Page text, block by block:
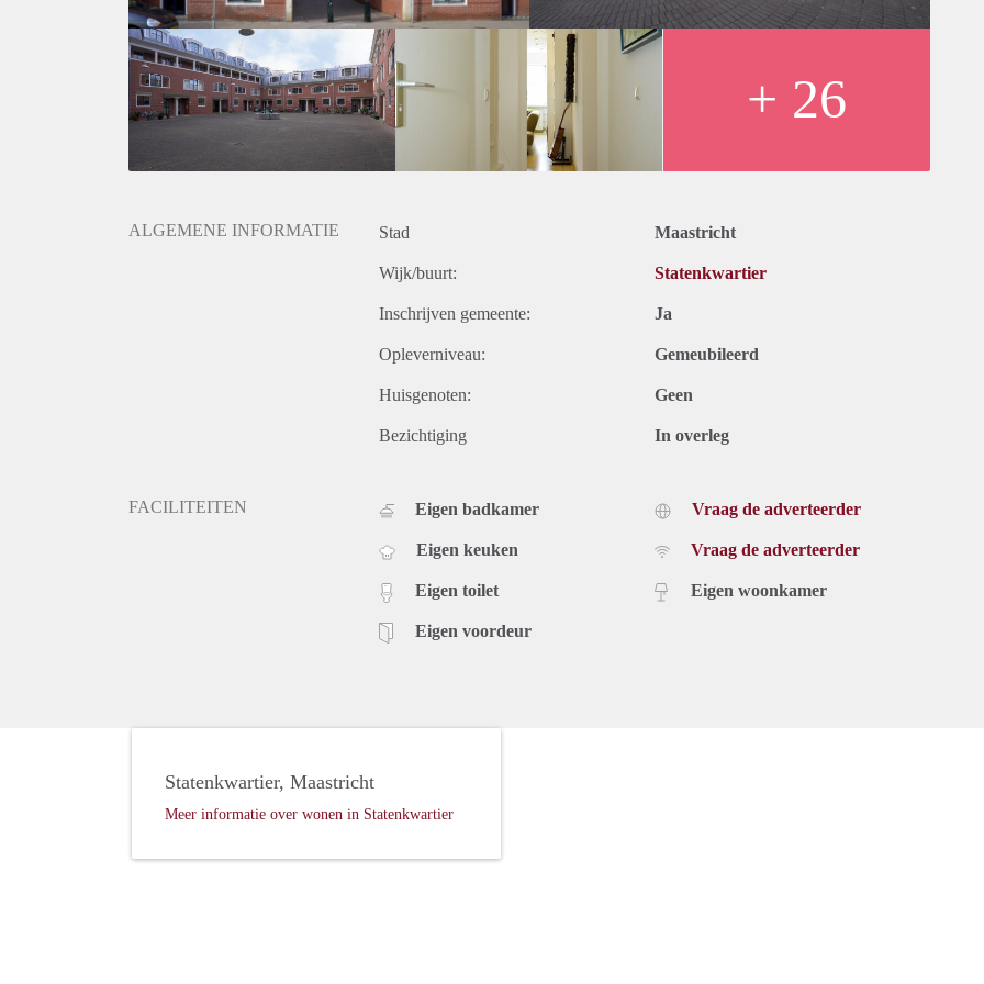
Niet geschikt voor studenten.
Niet geschikt voor huurders met kinderen en huisdieren.
Huurgegevens:
- De huurprijs incl. servicekosten en excl. GWE bedraagt 1200,- per maand.
- De waarborgsom bedraagt € 1200,-
- De huurperiode bedraagt minimaal 12 maanden.
- De maximale periode bedraagt in eerste instantie 24 maanden.
+ 26
ALGEMENE INFORMATIE Stad Maastricht
Wijk/buurt: Statenkwartier
Inschrijven gemeente: Ja
Opleverniveau: Gemeubileerd
Huisgenoten: Geen
Bezichtiging In overleg
FACILITEITEN Eigen badkamer
Eigen keuken
Eigen toilet
Eigen voordeur
Vraag de adverteerder
Vraag de adverteerder
Eigen woonkamer
Statenkwartier, Maastricht
Meer informatie over wonen in Statenkwartier